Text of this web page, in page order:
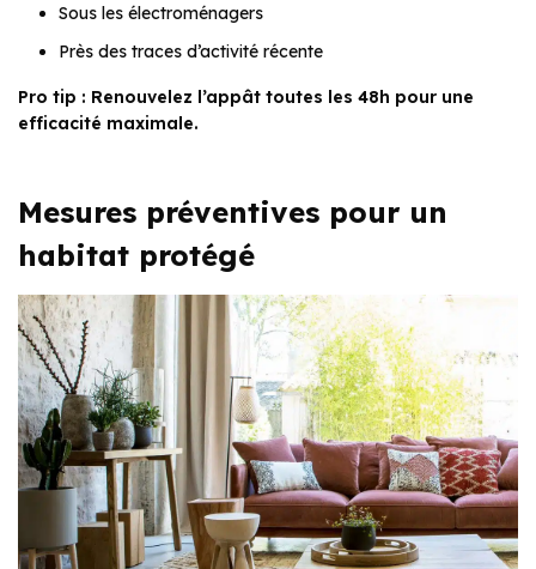
Sous les électroménagers
Près des traces d’activité récente
Pro tip : Renouvelez l’appât toutes les 48h pour une
efficacité maximale.
Mesures préventives pour un
habitat protégé